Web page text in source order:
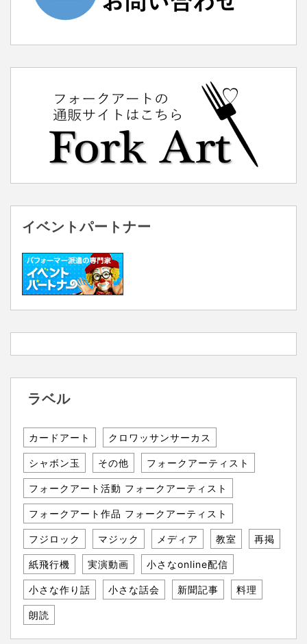
イベントパートナー
ラベル
カードアート クロワッサンサーカス
シャボン玉 その他 フォークアーティスト
フォークアート活動 フォークアーティスト
フォークアート作品 フォークアーティスト
フジロック マジック メディア 教室 再掲
紙飛行機 実演動画 小さなonline配信
小さな作り話 小さな話会 新聞記事 料理
朗読